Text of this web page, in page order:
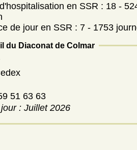
en SSR : 18 -
de jour en SSR : 7 - 1753
du Diaconat de Colmar
: 05 59 51 63 63
: Juillet 2026